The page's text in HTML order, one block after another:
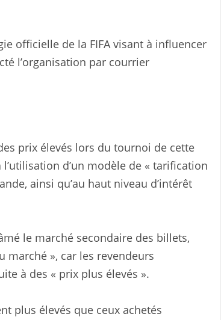
officielle de la FIFA visant à influencer
l’organisation par courrier
prix élevés lors du tournoi de cette
d’un modèle de « tarification
ainsi qu’au haut niveau d’intérêt
le marché secondaire des billets,
marché », car les revendeurs
à des « prix plus élevés ».
plus élevés que ceux achetés